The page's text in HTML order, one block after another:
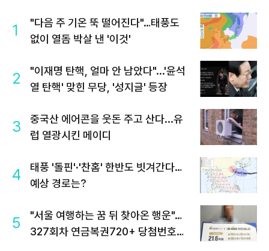
1
"다음 주 기온 뚝 떨어진다"…태풍도
없이 열돔 박살 낸 '이것'
2
"이재명 탄핵, 얼마 안 남았다"...'윤석
열 탄핵' 맞힌 무당, '성지글' 등장
3
중국산 에어콘을 웃돈 주고 산다...유
럽 열광시킨 메이디
4
태풍 '돌핀'·'찬홈' 한반도 빗겨간다…
예상 경로는?
5
"서울 여행하는 꿈 뒤 찾아온 행운"…
327회차 연금복권720+ 당첨번호조